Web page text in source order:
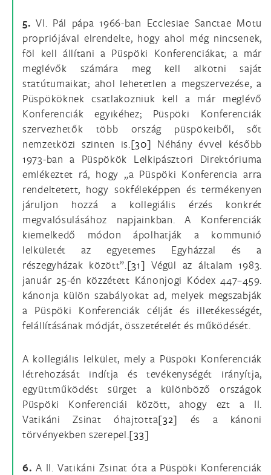
5. VI. Pál pápa 1966-ban Ecclesiae Sanctae Motu
propriójával elrendelte, hogy ahol még nincsenek,
föl kell állítani a Püspöki Konferenciákat; a már
meglévők számára meg kell alkotni saját
statútumaikat; ahol lehetetlen a megszervezése, a
Püspököknek csatlakozniuk kell a már meglévő
Konferenciák egyikéhez; Püspöki Konferenciák
szervezhetők több ország püspökeiből, sőt
nemzetközi szinten is.[30] Néhány évvel később
1973-ban a Püspökök Lelkipásztori Direktóriuma
emlékeztet rá, hogy „a Püspöki Konferencia arra
rendeltetett, hogy sokféleképpen és termékenyen
járuljon hozzá a kollegiális érzés konkrét
megvalósulásához napjainkban. A Konferenciák
kiemelkedő módon ápolhatják a kommunió
lelkületét az egyetemes Egyházzal és a
részegyházak között”.[31] Végül az általam 1983.
január 25-én közzétett Kánonjogi Kódex 447–459.
kánonja külön szabályokat ad, melyek megszabják
a Püspöki Konferenciák célját és illetékességét,
felállításának módját, összetételét és működését.
A kollegiális lelkület, mely a Püspöki Konferenciák
létrehozását indítja és tevékenységét irányítja,
együttműködést sürget a különböző országok
Püspöki Konferenciái között, ahogy ezt a II.
Vatikáni Zsinat óhajtotta[32] és a kánoni
törvényekben szerepel.[33]
6. A II. Vatikáni Zsinat óta a Püspöki Konferenciák